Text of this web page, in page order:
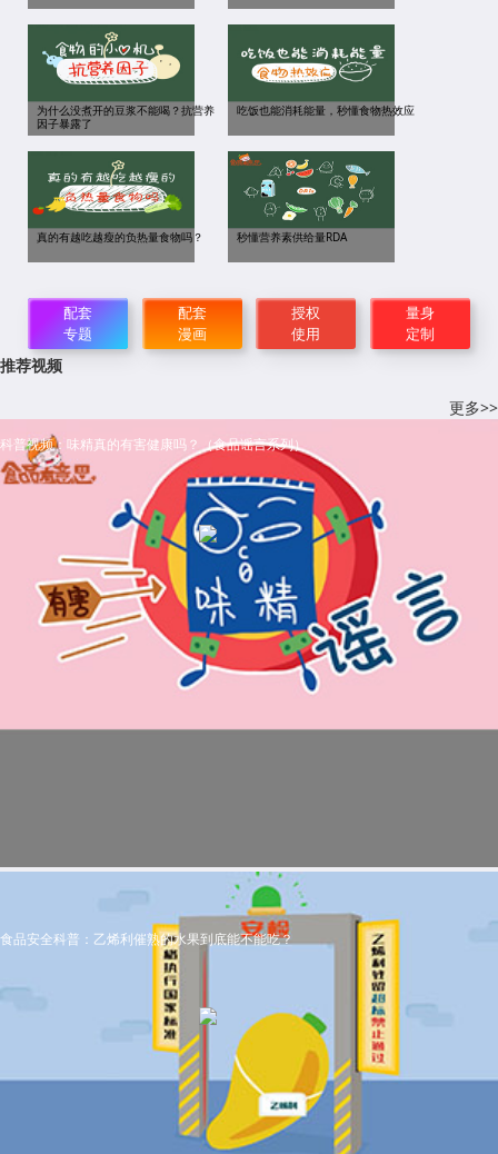
为什么没煮开的豆浆不能喝？抗营养
因子暴露了
吃饭也能消耗能量，秒懂食物热效应
真的有越吃越瘦的负热量食物吗？ 秒懂营养素供给量RDA
配套
专题
配套
漫画
授权
使用
量身
定制
推荐视频
更多>>
科普视频：味精真的有害健康吗？（食品谣言系列）
食品安全科普：乙烯利催熟的水果到底能不能吃？